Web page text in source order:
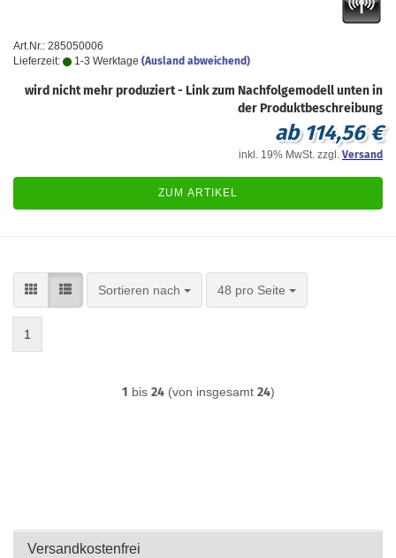
Art.Nr.: 285050006
Lieferzeit:
1-3 Werktage (Ausland abweichend)
wird nicht mehr produziert - Link zum Nachfolgemodell unten in
der Produktbeschreibung
ab 114,56 €
inkl. 19% MwSt. zzgl. Versand
ZUM ARTIKEL
Sortieren nach
Sortieren nach 48 pro Seite
pro Seite
1
1 bis 24(von insgesamt 24)
Versandkostenfrei